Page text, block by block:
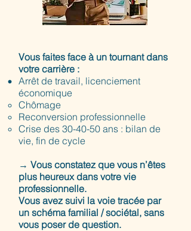
Vous faites face à un tournant dans
votre carrière :
Arrêt de travail, licenciement
économique
Chômage
Reconversion professionnelle
Crise des 30-40-50 ans : bilan de
vie, fin de cycle
→ Vous constatez que vous n’êtes
plus heureux dans votre vie
professionnelle.
Vous avez suivi la voie tracée par
un schéma familial / sociétal, sans
vous poser de question.